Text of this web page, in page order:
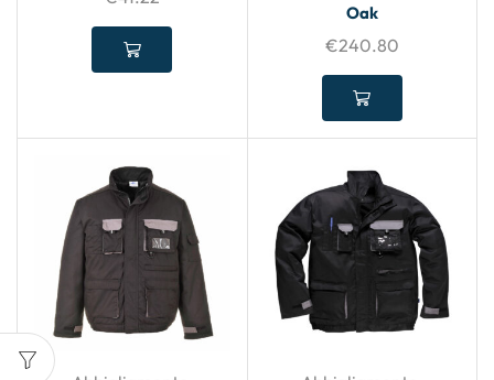
Oak
€240.80